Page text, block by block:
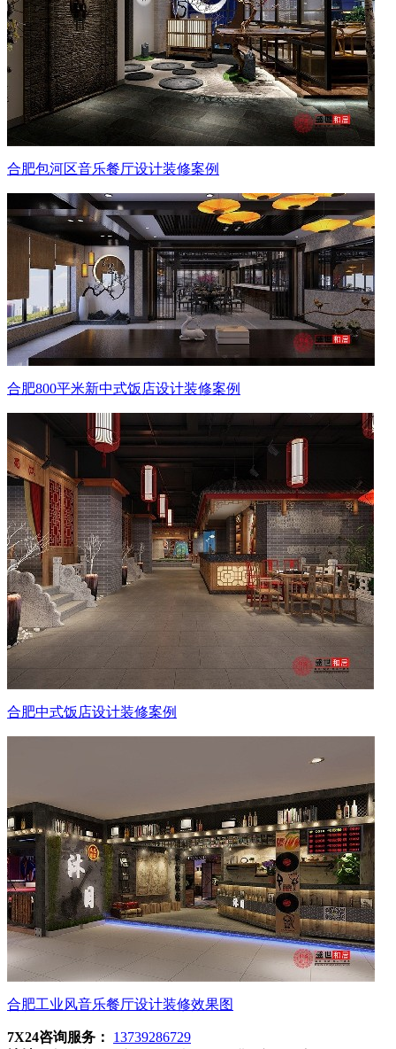
合肥包河区音乐餐厅设计装修案例
合肥800平米新中式饭店设计装修案例
合肥中式饭店设计装修案例
合肥工业风音乐餐厅设计装修效果图
7X24咨询服务：
13739286729